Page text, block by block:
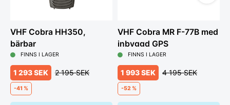
VHF Cobra HH350,
bärbar
FINNS I LAGER
1 293 SEK 2 195 SEK
-41 %
VHF Cobra MR F-77B med
inbyggd GPS
FINNS I LAGER
1 993 SEK 4 195 SEK
-52 %